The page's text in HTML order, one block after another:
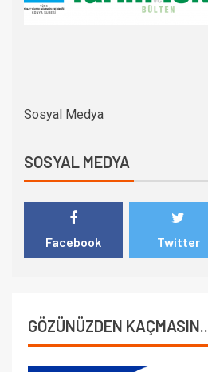
Sosyal Medya
SOSYAL MEDYA
Facebook Twitter
GÖZÜNÜZDEN KAÇMASIN..